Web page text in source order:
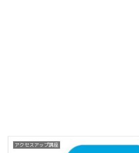
アクセスアップ講座